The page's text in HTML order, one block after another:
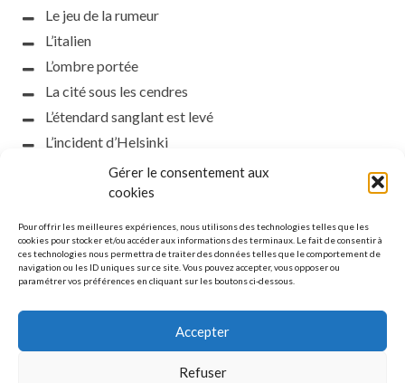
Gérer le consentement aux
cookies
Pour offrir les meilleures expériences, nous utilisons des technologies telles que les
cookies pour stocker et/ou accéder aux informations des terminaux. Le fait de consentir à
ces technologies nous permettra de traiter des données telles que le comportement de
navigation ou les ID uniques sur ce site. Vous pouvez accepter, vous opposer ou
paramétrer vos préférences en cliquant sur les boutons ci-dessous.
Accepter
Refuser
Le jeu de la rumeur
L’italien
L’ombre portée
La cité sous les cendres
L’étendard sanglant est levé
L’incident d’Helsinki
la petite fasciste
Toutes les nuances de la nuit
Que s’obscurcissent le soleil et la lumière
Le silence